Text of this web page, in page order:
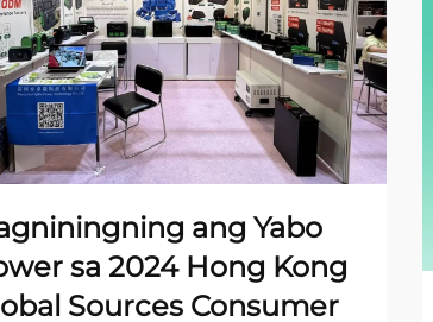
ang Yabo
sa 2024 Hong Kong
Sources Consumer